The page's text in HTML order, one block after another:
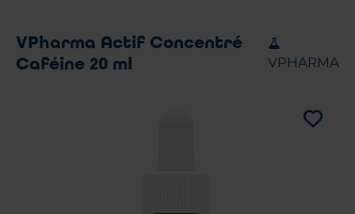
VPharma Actif Concentré
Caféine 20 ml
VPHARMA